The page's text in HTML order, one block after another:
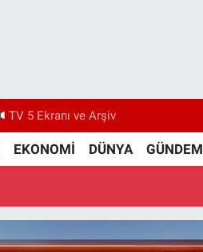
TV 5 Ekranı ve Arşiv
EKONOMİ DÜNYA GÜNDEM